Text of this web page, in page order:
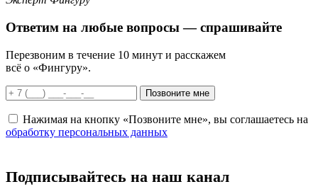
Ответим на любые вопросы— спрашивайте
Перезвоним в течение 10 минут и расскажем
всё о «Фингуру».
Позвоните мне
Нажимая на кнопку «Позвоните мне», вы соглашаетесь на
обработку персональных данных
Подписывайтесь на наш канал